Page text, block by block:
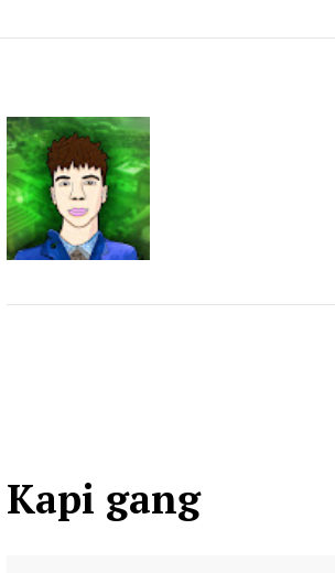
Kapi gang